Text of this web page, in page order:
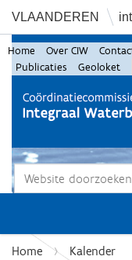
VLAANDEREN
Zoek
Home Over CIW
Publicaties
Geoloket
Home
Kalender